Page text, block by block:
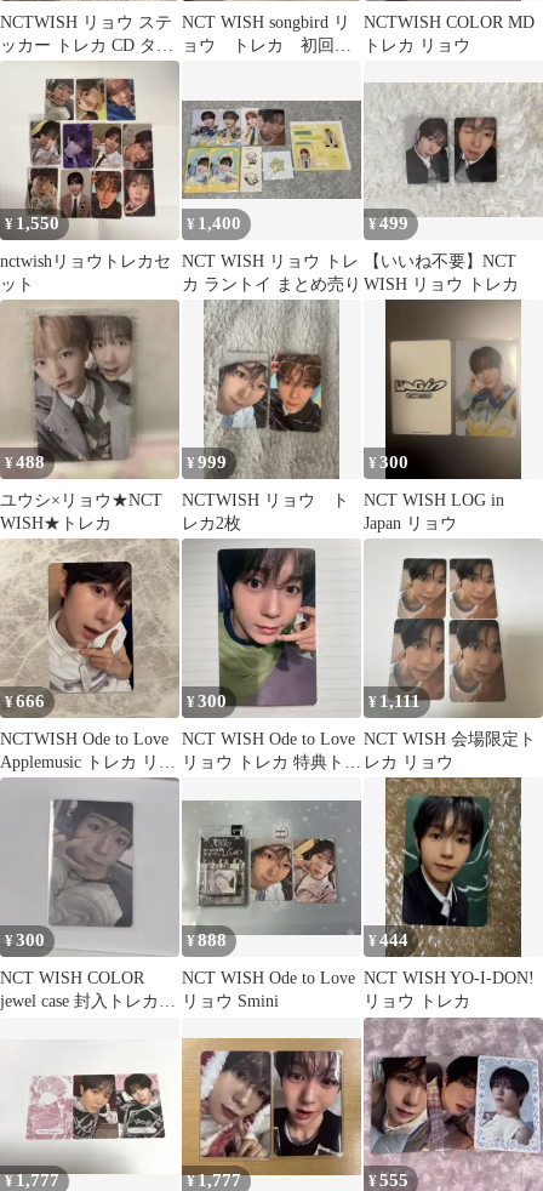
NCTWISH リョウ ステ
ッカー トレカ CD タオ
ル
NCT WISH songbird リ
ョウ トレカ 初回限
NCTWISH COLOR MD
トレカ リョウ
¥ 1,550
nctwishリョウトレカセ
ット
¥ 1,400
NCT WISH リョウ トレ
カ ラントイ まとめ売り
¥499
【いいね不要】NCT
WISH リョウ トレカ
¥488
ユウシ×リョウ★NCT
WISH★トレカ
¥999
NCTWISH リョウ ト
レカ2枚
¥300
NCT WISH LOG in
Japan リョウ
¥666
NCTWISH Ode to Love
Applemusic トレカ リョ
ウ
¥300
NCT WISH Ode to Love
リョウ トレカ 特典トレ
¥ 1,111
NCT WISH 会場限定ト
レカ リョウ
¥300
NCT WISH COLOR
jewel case 封入トレカ
¥888
NCT WISH Ode to Love
リョウ Smini
¥444
NCT WISH YO-I-DON!
リョウ トレカ
¥1,777 ¥1,777 ¥555